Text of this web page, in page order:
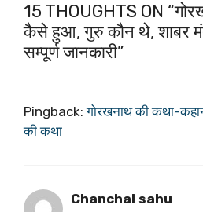
15 THOUGHTS ON
कैसे हुआ, गुरु कौन थे, शाबर
सम्पूर्ण जानकारी”
Pingback:गोरखनाथ की कथा-
की कथा
Chanchal sahu